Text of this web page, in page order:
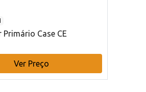
Case CE
Ver Preço